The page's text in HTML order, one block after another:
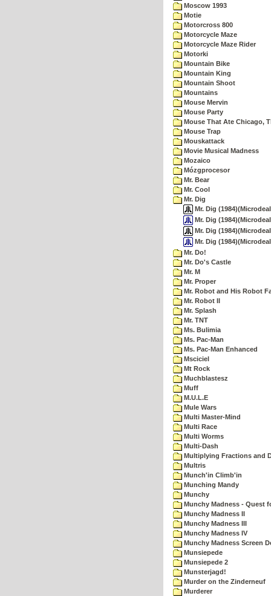
Moscow 1993
Motie
Motorcross 800
Motorcycle Maze
Motorcycle Maze Rider
Motorki
Mountain Bike
Mountain King
Mountain Shoot
Mountains
Mouse Mervin
Mouse Party
Mouse That Ate Chicago,
Mouse Trap
Mouskattack
Movie Musical Madness
Mozaico
Mózgprocesor
Mr. Bear
Mr. Cool
Mr. Dig
Mr. Dig
Mr. Dig
Mr. Dig
Mr. Dig
Mr. Do!
Mr. Do's Castle
Mr. M
Mr. Proper
Mr. Robot and His Robot
Mr. Robot II
Mr. Splash
Mr. TNT
Ms. Bulimia
Ms. Pac-Man
Ms. Pac-Man Enhanced
Msciciel
Mt Rock
Muchblastesz
Muff
M.U.L.E
Mule Wars
Multi Master-Mind
Multi Race
Multi Worms
Multi-Dash
Multiplying Fractions and
Multris
Munch'in Climb'in
Munching Mandy
Munchy
Munchy Madness - Quest
Munchy Madness II
Munchy Madness III
Munchy Madness IV
Munchy Madness Screen
Munsiepede
Munsiepede 2
Munsterjagd!
Murder on the Zinderneuf
Murderer